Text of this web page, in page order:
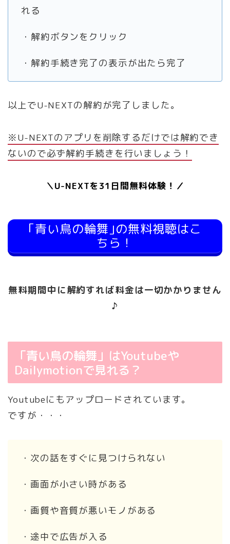
れる
・解約ボタンをクリック
・解約手続き完了の表示が出たら完了
以上でU-NEXTの解約が完了しました。
※U-NEXTのアプリを削除するだけでは解約でき
ないので必ず解約手続きを行いましょう！
＼U-NEXTを31日間無料体験！／
｢青い鳥の輪舞｣の無料視聴はこ
ちら！
無料期間中に解約すれば料金は一切かかりません
♪
「青い鳥の輪舞」はYoutubeや
Dailymotionで見れる？
Youtubeにもアップロードされています。
ですが・・・
・次の話をすぐに見つけられない
・画面が小さい時がある
・画質や音質が悪いモノがある
・途中で広告が入る